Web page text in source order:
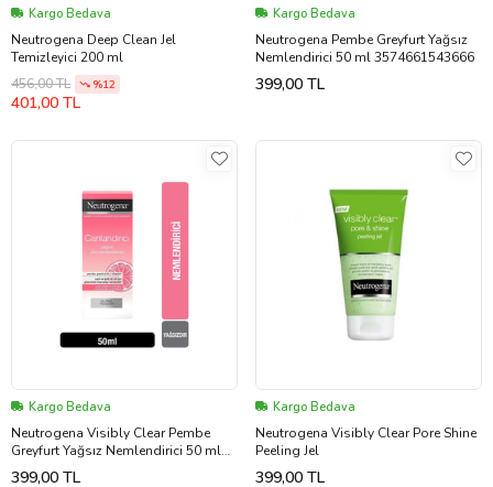
Kargo Bedava
Neutrogena Deep Clean Jel
Temizleyici 200 ml
456,00 TL
%12
401,00 TL
Kargo Bedava
Neutrogena Pembe Greyfurt Yağsız
Nemlendirici 50 ml 3574661543666
399,00 TL
Kargo Bedava
Neutrogena Visibly Clear Pembe
Greyfurt Yağsız Nemlendirici 50 ml
3574660708226
399,00 TL
Kargo Bedava
Neutrogena Visibly Clear Pore Shine
Peeling Jel
399,00 TL